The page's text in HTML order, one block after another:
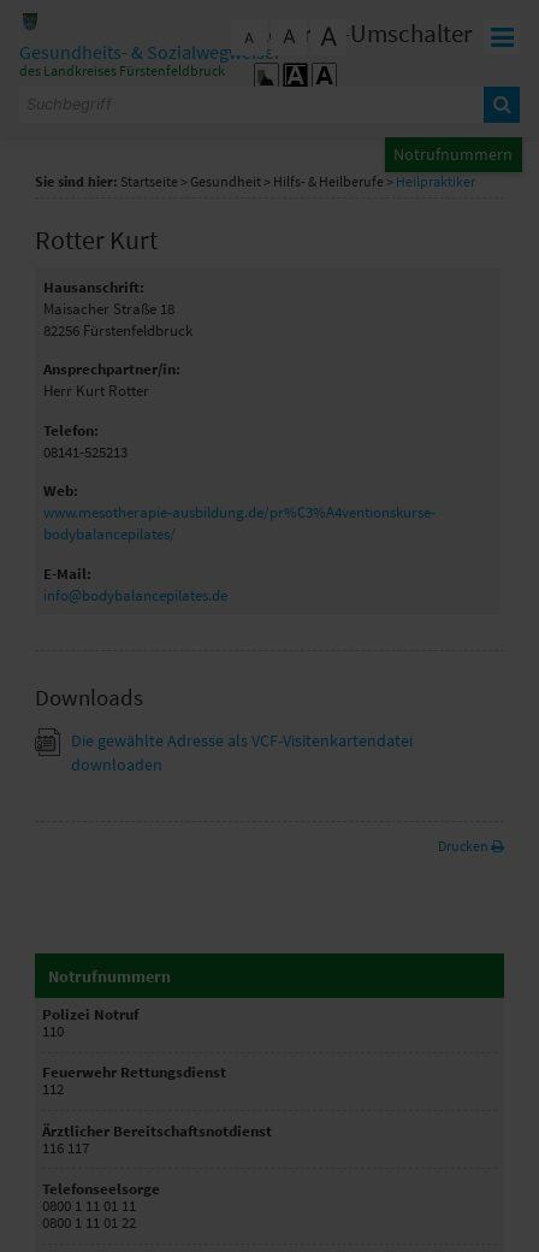
Zum Inhalt
Gesundheits- & Sozialwegweiser
des Landkreises Fürstenfeldbruck
A A A
Kontrast-Umschalter
Notrufnummern
Sie sind hier: Startseite> Gesundheit> Hilfs- & Heilberufe> Heilpraktiker
Rotter Kurt
Hausanschrift:
Maisacher Straße 18
82256 Fürstenfeldbruck
Ansprechpartner/in:
Herr Kurt Rotter
Telefon:
08141-525213
Web:
www.mesotherapie-ausbildung.de/pr%C3%A4ventionskurse-
bodybalancepilates/
E-Mail:
info@bodybalancepilates.de
Downloads
Die gewählte Adresse als VCF-Visitenkartendatei
downloaden
Drucken
Notrufnummern
Polizei Notruf
110
Feuerwehr Rettungsdienst
112
Ärztlicher Bereitschaftsnotdienst
116 117
Telefonseelsorge
0800 1 11 01 11
0800 1 11 01 22